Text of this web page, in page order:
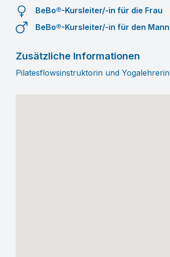
BeBo®-Kursleiter/-in für die Frau
BeBo®-Kursleiter/-in für den Mann
Zusätzliche Informationen
Pilatesflowsinstruktorin und Yogalehrerin